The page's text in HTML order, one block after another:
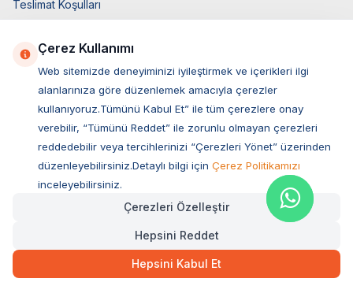
Teslimat Koşulları
Elektronik İleti Aydınlatma Metni
Üye Giriş
Yeni Üyelik
Orijinal Ürün Garantisi
Çerez Kullanımı
Web sitemizde deneyiminizi iyileştirmek ve içerikleri ilgi
alanlarınıza göre düzenlemek amacıyla çerezler
kullanıyoruz.Tümünü Kabul Et” ile tüm çerezlere onay
verebilir, “Tümünü Reddet” ile zorunlu olmayan çerezleri
reddedebilir veya tercihlerinizi “Çerezleri Yönet” üzerinden
düzenleyebilirsiniz.Detaylı bilgi için Çerez Politikamızı
inceleyebilirsiniz.
Çerezleri Özelleştir
Hepsini Reddet
Hepsini Kabul Et